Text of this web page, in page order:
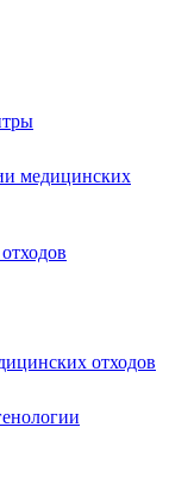
медицинских
отходов